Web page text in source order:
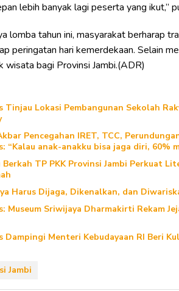
lebih banyak lagi peserta yang ikut,”
lomba tahun ini, masyarakat berharap
peringatan hari kemerdekaan. Selain
wisata bagi Provinsi Jambi.(ADR)
Tinjau Lokasi Pembangunan Sekolah
Pencegahan IRET, TCC,
“Kalau anak-anakku bisa jaga diri, 60%
TP PKK Provinsi Jambi Perkuat
Harus Dijaga, Dikenalkan, dan
Museum Sriwijaya Dharmakirti Rekam
Dampingi Menteri Kebudayaan RI Beri
Jambi